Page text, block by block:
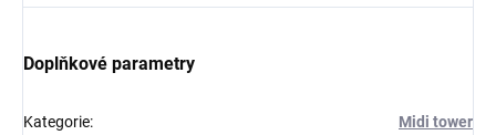
Doplňkové parametry
Kategorie: Midi tower